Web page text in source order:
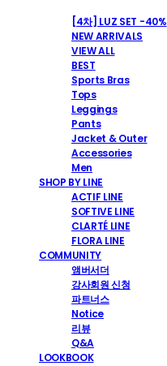
[4차] LUZ SET -40%
NEW ARRIVALS
VIEW ALL
BEST
Sports Bras
Tops
Leggings
Pants
Jacket & Outer
Accessories
Men
SHOP BY LINE
ACTIF LINE
SOFTIVE LINE
CLARTÉ LINE
FLORA LINE
COMMUNITY
앰버서더
강사회원 신청
파트너스
Notice
리뷰
Q&A
LOOKBOOK